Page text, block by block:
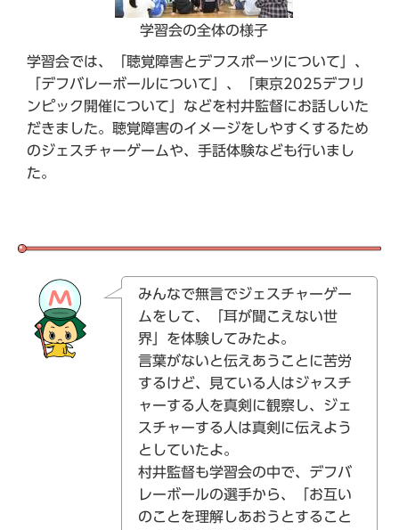
学習会の全体の様子
学習会では、「聴覚障害とデフスポーツについて」、
「デフバレーボールについて」、「東京2025デフリ
ンピック開催について」などを村井監督にお話しいた
だきました。聴覚障害のイメージをしやすくするため
のジェスチャーゲームや、手話体験なども行いまし
た。
みんなで無言でジェスチャーゲー
ムをして、「耳が聞こえない世
界」を体験してみたよ。
言葉がないと伝えあうことに苦労
するけど、見ている人はジャスチ
ャーする人を真剣に観察し、ジェ
スチャーする人は真剣に伝えよう
としていたよ。
村井監督も学習会の中で、デフバ
レーボールの選手から、「お互い
のことを理解しあおうとすること